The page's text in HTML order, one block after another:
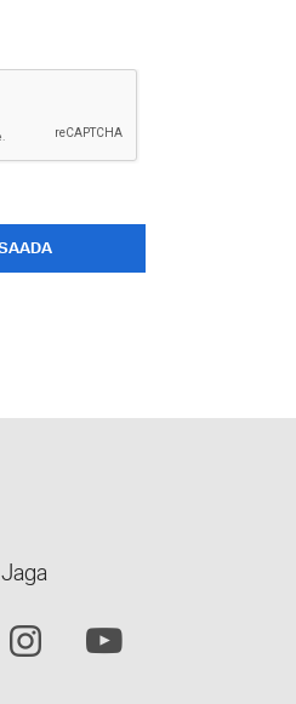
Jaga